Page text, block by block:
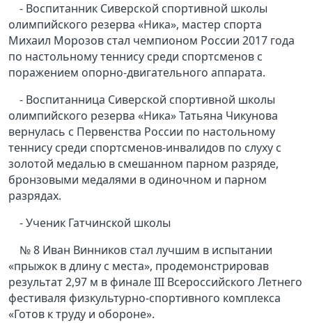
- Воспитанник Сиверской спортивной школы
олимпийского резерва «Ника», мастер спорта
Михаил Морозов стал чемпионом России 2017 года
по настольному теннису среди спортсменов с
поражением опорно-двигательного аппарата.
- Воспитанница Сиверской спортивной школы
олимпийского резерва «Ника» Татьяна Чикунова
вернулась с Первенства России по настольному
теннису среди спортсменов-инвалидов по слуху с
золотой медалью в смешанном парном разряде,
бронзовыми медалями в одиночном и парном
разрядах.
- Ученик Гатчинской школы
№ 8 Иван Винников стал лучшим в испытании
«прыжок в длину с места», продемонстрировав
результат 2,97 м в финале III Всероссийского Летнего
фестиваля физкультурно-спортивного комплекса
«Готов к труду и обороне».